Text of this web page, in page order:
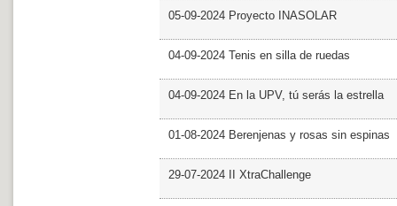
05-09-2024 Proyecto INASOLAR
04-09-2024 Tenis en silla de ruedas
04-09-2024 En la UPV, tú serás la estrella
01-08-2024 Berenjenas y rosas sin espinas
29-07-2024 II XtraChallenge